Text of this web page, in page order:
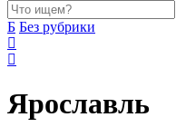
Б Без рубрики
Ярославль